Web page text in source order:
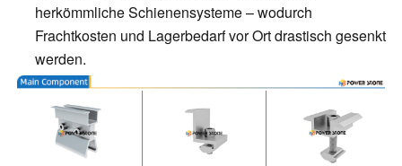
herkömmliche Schienensysteme – wodurch
Frachtkosten und Lagerbedarf vor Ort drastisch gesenkt
werden.